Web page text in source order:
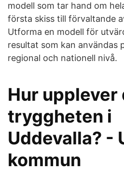
modell som tar hand om
första skiss till förvaltande
Utforma en modell för
resultat som kan användas
regional och nationell nivå.
Hur upplever
tryggheten i
Uddevalla? -
kommun